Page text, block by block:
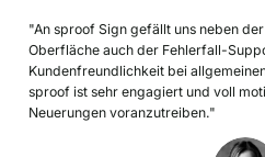
"An sproof Sign gefällt uns neben
Oberfläche auch der Fehlerfall-
Kundenfreundlichkeit bei
sproof ist sehr engagiert und voll
Neuerungen voranzutreiben."